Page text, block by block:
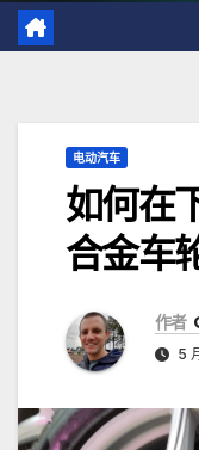
电动汽车
如何在
合金车
作者
5